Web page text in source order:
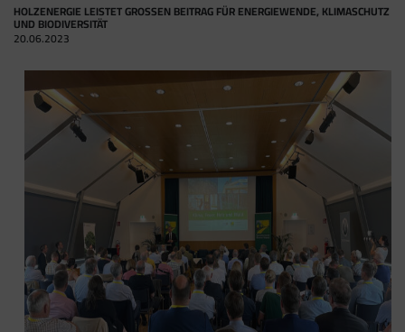
HOLZENERGIE LEISTET GROSSEN BEITRAG FÜR ENERGIEWENDE, KLIMASCHUTZ U
ND BIODIVERSITÄT
20.06.2023